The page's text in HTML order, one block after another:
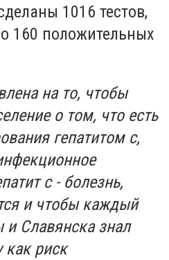
1016 тестов,
160 положительных
на то, чтобы
о том, что есть
гепатитом с,
с - болезнь,
и чтобы каждый
Славянска знал
как риск